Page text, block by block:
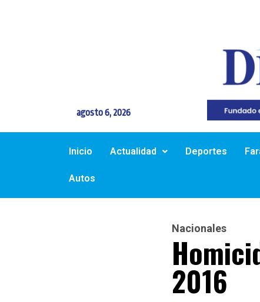
agosto 6, 2026
Inicio Actualidad Deportes
Autos
Nacionales
2016